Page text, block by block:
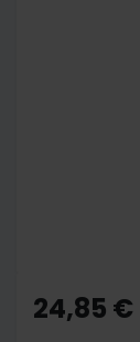
the
beginning
24,85 €